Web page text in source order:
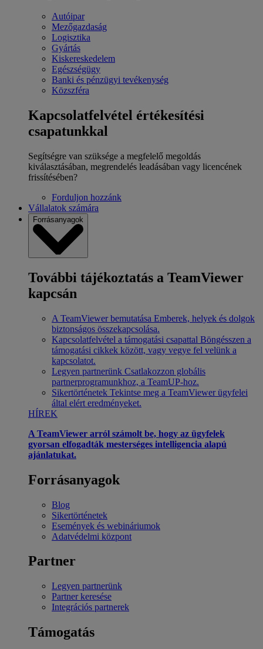
Autóipar
Mezőgazdaság
Logisztika
Gyártás
Kiskereskedelem
Egészségügy
Banki és pénzügyi tevékenység
Közszféra
Kapcsolatfelvétel értékesítési
csapatunkkal
Segítségre van szüksége a megfelelő megoldás
kiválasztásában, megrendelés leadásában vagy licencének
frissítésében?
Forduljon hozzánk
Vállalatok számára
Forrásanyagok
További tájékoztatás a TeamViewer
kapcsán
A TeamViewer bemutatása Emberek, helyek és dolgok
biztonságos összekapcsolása.
Kapcsolatfelvétel a támogatási csapattal Böngésszen a
támogatási cikkek között, vagy vegye fel velünk a
kapcsolatot.
Legyen partnerünk Csatlakozzon globális
partnerprogramunkhoz, a TeamUP-hoz.
Sikertörténetek Tekintse meg a TeamViewer ügyfelei
által elért eredményeket.
HÍREK
A TeamViewer arról számolt be, hogy az ügyfelek
gyorsan elfogadták mesterséges intelligencia alapú
ajánlatukat.
Forrásanyagok
Blog
Sikertörténetek
Események és webináriumok
Adatvédelmi központ
Partner
Legyen partnerünk
Partner keresése
Integrációs partnerek
Támogatás